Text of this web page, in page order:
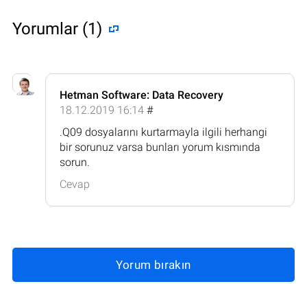
Yorumlar (1)
Hetman Software: Data Recovery
18.12.2019 16:14 #
.Q09 dosyalarını kurtarmayla ilgili herhangi
bir sorunuz varsa bunları yorum kısmında
sorun.
Cevap
Yorum bırakın